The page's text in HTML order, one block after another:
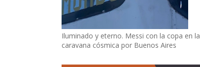
Iluminado y eterno. Messi con la copa en la
caravana cósmica por Buenos Aires